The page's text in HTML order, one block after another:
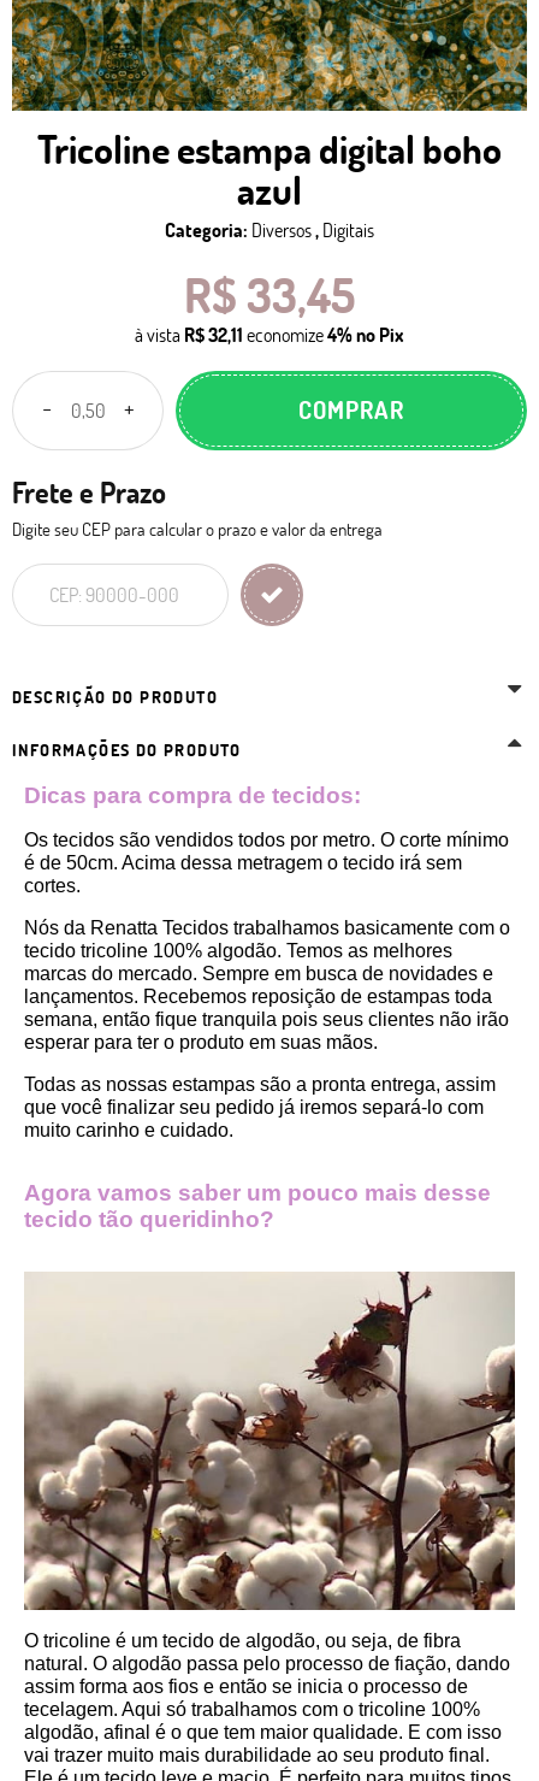
Tricoline estampa digital boho
azul
Categoria: Diversos, Digitais
R$ 33,45
à vista R$ 32,11 economize4%no Pix
COMPRAR
Frete e Prazo
Digite seu CEP para calcular o prazo e valor da entrega
DESCRIÇÃO DO PRODUTO
INFORMAÇÕES DO PRODUTO
Dicas para compra de tecidos:
Os tecidos são vendidos todos por metro. O corte mínimo
é de 50cm. Acima dessa metragem o tecido irá sem
cortes.
Nós da Renatta Tecidos trabalhamos basicamente com o
tecido tricoline 100% algodão. Temos as melhores
marcas do mercado. Sempre em busca de novidades e
lançamentos. Recebemos reposição de estampas toda
semana, então fique tranquila pois seus clientes não irão
esperar para ter o produto em suas mãos.
Todas as nossas estampas são a pronta entrega, assim
que você finalizar seu pedido já iremos separá-lo com
muito carinho e cuidado.
Agora vamos saber um pouco mais desse
tecido tão queridinho?
O tricoline é um tecido de algodão, ou seja, de fibra
natural. O algodão passa pelo processo de fiação, dando
assim forma aos fios e então se inicia o processo de
tecelagem. Aqui só trabalhamos com o tricoline 100%
algodão, afinal é o que tem maior qualidade. E com isso
vai trazer muito mais durabilidade ao seu produto final.